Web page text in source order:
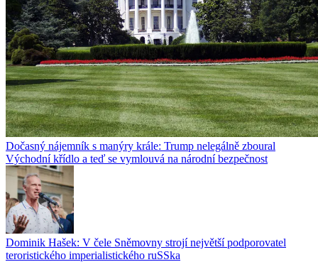
Dočasný nájemník s manýry krále: Trump nelegálně zboural
Východní křídlo a teď se vymlouvá na národní bezpečnost
Dominik Hašek: V čele Sněmovny strojí největší podporovatel
teroristického imperialistického ruSSka